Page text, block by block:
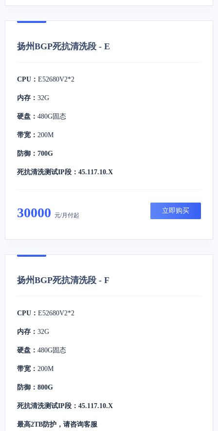
扬州BGP死抗清洗段 - E
CPU： E52680V2*2
内存： 32G
硬盘： 480G固态
带宽： 200M
防御：700G
死抗清洗测试IP段：45.117.10.X
30000 元/月付起
立即购买
扬州BGP死抗清洗段 - F
CPU： E52680V2*2
内存： 32G
硬盘： 480G固态
带宽： 200M
防御：800G
死抗清洗测试IP段：45.117.10.X
最高2TB防护，请咨询客服